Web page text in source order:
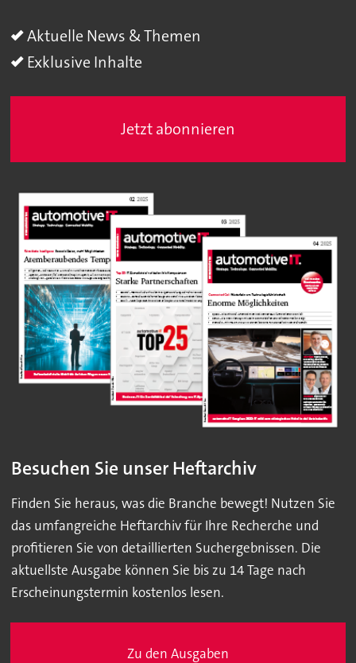
Aktuelle News & Themen
Exklusive Inhalte
Jetzt abonnieren
Besuchen Sie unser Heftarchiv
Finden Sie heraus, was die Branche bewegt! Nutzen Sie
das umfangreiche Heftarchiv für Ihre Recherche und
profitieren Sie von detaillierten Suchergebnissen. Die
aktuellste Ausgabe können Sie bis zu 14 Tage nach
Erscheinungstermin kostenlos lesen.
Zu den Ausgaben